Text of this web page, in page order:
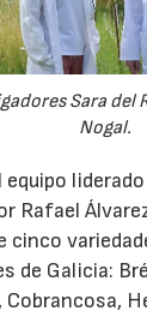
Sara del
Nogal.
equipo
Rafael
cinco
de Galicia:
Cobrancosa,